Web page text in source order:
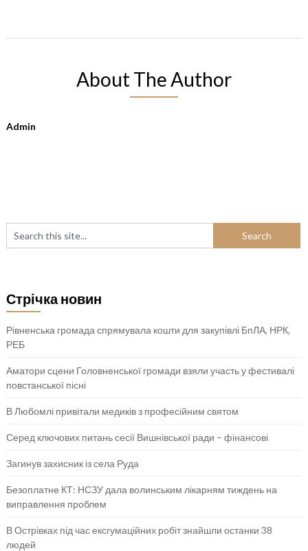
About The Author
Admin
Стрічка новин
Рівненська громада спрямувала кошти для закупівлі БпЛА, НРК,
РЕБ
Аматори сцени Головненської громади взяли участь у фестивалі
повстанської пісні
В Любомлі привітали медиків з професійним святом
Серед ключових питань сесії Вишнівської ради – фінансові
Загинув захисник із села Руда
Безоплатне КТ: НСЗУ дала волинським лікарням тиждень на
виправлення проблем
В Острівках під час ексгумаційних робіт знайшли останки 38
людей